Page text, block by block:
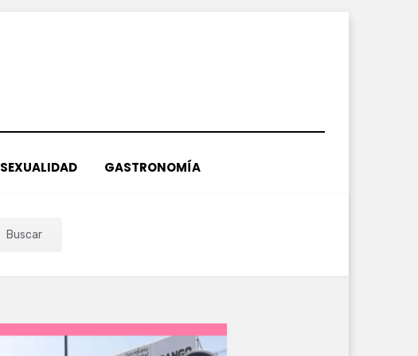
SEXUALIDAD GASTRONOMÍA
Buscar